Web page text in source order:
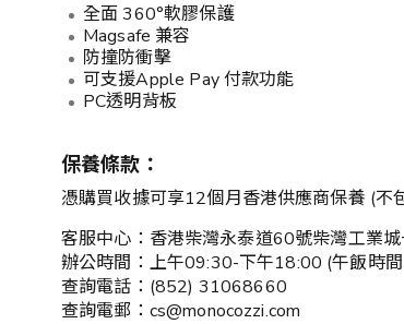
全面 360°軟膠保護
Magsafe 兼容
防撞防衝擊
可支援Apple Pay 付款功能
PC透明背板
保養條款：
憑購買收據可享12個月香港供應商保養 (不
客服中心：香港柴灣永泰道60號柴灣工業
辦公時間：上午09:30-下午18:00 (午飯時
查詢電話：(852) 31068660
查詢電郵：cs@monocozzi.com